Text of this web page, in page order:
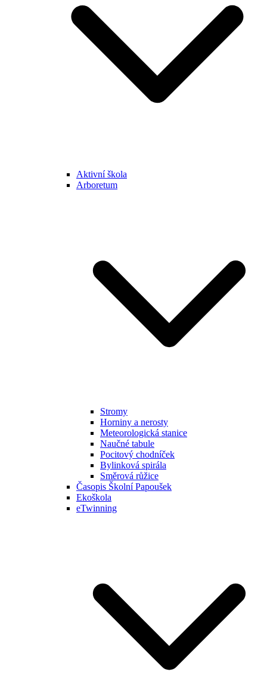
Aktivní škola
Arboretum
Stromy
Horniny a nerosty
Meteorologická stanice
Naučné tabule
Pocitový chodníček
Bylinková spirála
Směrová růžice
Časopis Školní Papoušek
Ekoškola
eTwinning